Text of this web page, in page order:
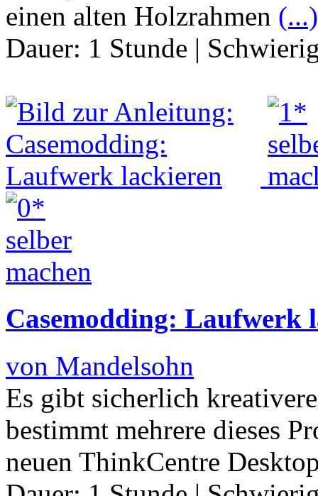
einen alten Holzrahmen (...)
Dauer: 1 Stunde |
Casemodding: Laufwerk
von Mandelsohn
Es gibt sicherlich
bestimmt mehrere dieses
neuen ThinkCentre